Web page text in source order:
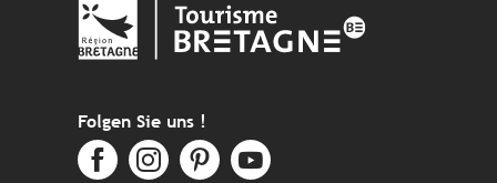
Folgen Sie uns !